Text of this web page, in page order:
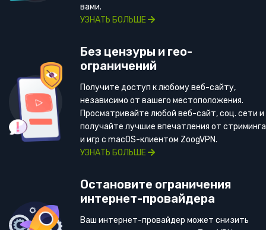
вами.
УЗНАТЬ БОЛЬШЕ
Без цензуры и гео-
ограничений
Получите доступ к любому веб-сайту,
независимо от вашего местоположения.
Просматривайте любой веб-сайт, соц. сети и
получайте лучшие впечатления от стриминга
и игр с macOS-клиентом ZoogVPN.
УЗНАТЬ БОЛЬШЕ
Остановите ограничения
интернет-провайдера
Ваш интернет-провайдер может снизить